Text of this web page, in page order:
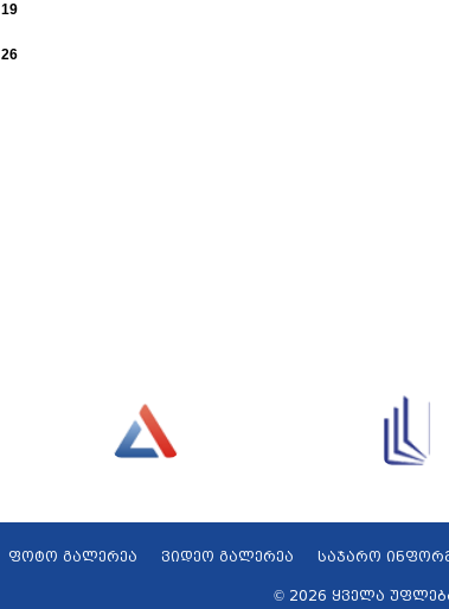
19
26
ფოტო გალერეა ვიდეო გალერეა საჯარო
© 2026 ყველა